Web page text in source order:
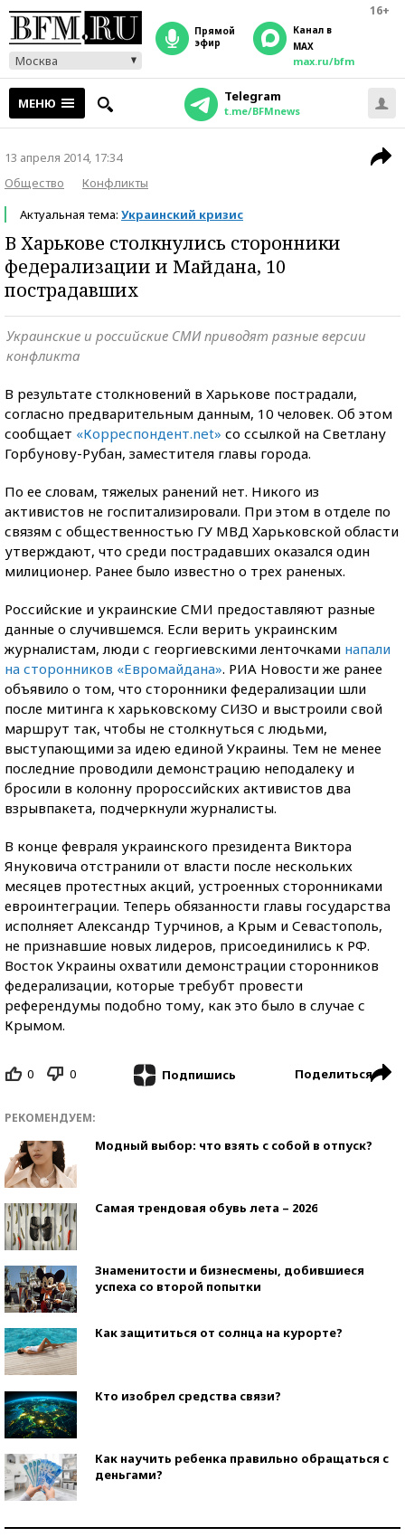
16+
Москва
прямой
эфир
Канал в
MAX
max.ru/bfm
МЕНЮ Telegram
t.me/BFMnews
13 апреля 2014, 17:34
Общество
Конфликты
Актуальная тема: Украинский кризис
В Харькове столкнулись сторонники
федерализации и Майдана, 10
пострадавших
Украинские и российские СМИ приводят разные версии
конфликта
В результате столкновений в Харькове пострадали,
согласно предварительным данным, 10 человек. Об этом
сообщает «Корреспондент.net» со ссылкой на Светлану
Горбунову-Рубан, заместителя главы города.
По ее словам, тяжелых ранений нет. Никого из
активистов не госпитализировали. При этом в отделе по
связям с общественностью ГУ МВД Харьковской области
утверждают, что среди пострадавших оказался один
милиционер. Ранее было известно о трех раненых.
Российские и украинские СМИ предоставляют разные
данные о случившемся. Если верить украинским
журналистам, люди с георгиевскими ленточками напали
на сторонников «Евромайдана». РИА Новости же ранее
объявило о том, что сторонники федерализации шли
после митинга к харьковскому СИЗО и выстроили свой
маршрут так, чтобы не столкнуться с людьми,
выступающими за идею единой Украины. Тем не менее
последние проводили демонстрацию неподалеку и
бросили в колонну пророссийских активистов два
взрывпакета, подчеркнули журналисты.
В конце февраля украинского президента Виктора
Януковича отстранили от власти после нескольких
месяцев протестных акций, устроенных сторонниками
евроинтеграции. Теперь обязанности главы государства
исполняет Александр Турчинов, а Крым и Севастополь,
не признавшие новых лидеров, присоединились к РФ.
Восток Украины охватили демонстрации сторонников
федерализации, которые требубт провести
референдумы подобно тому, как это было в случае с
Крымом.
0 0 Подпишись Поделиться
РЕКОМЕНДУЕМ:
Модный выбор: что взять с собой в отпуск?
Самая трендовая обувь лета – 2026
Знаменитости и бизнесмены, добившиеся
успеха со второй попытки
Как защититься от солнца на курорте?
Кто изобрел средства связи?
Как научить ребенка правильно обращаться с
деньгами?